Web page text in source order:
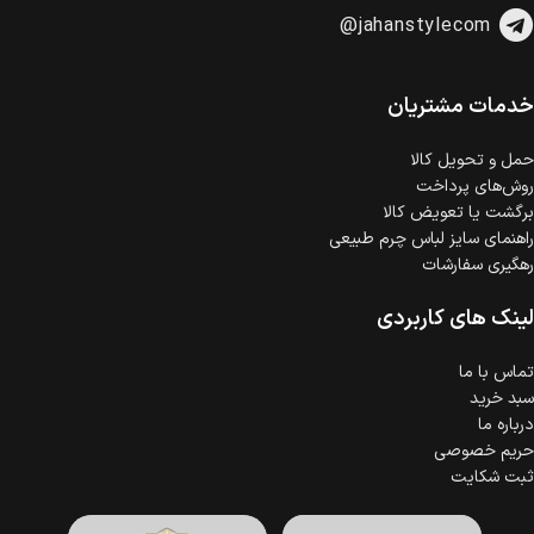
خرید اقساطی با شرایط آسان و بدون ضامن امکان‌پذیر
است.
گارانتی معتبر برای تمامی محصولات ارائه می‌شود.
@jahanstylecom
خدمات مشتریان
حمل‌ و تحویل کالا
روش‌های پرداخت
برگشت یا تعویض کالا
راهنمای سایز لباس چرم طبیعی
رهگیری سفارشات
لینک های کاربردی
تماس با ما
سبد خرید
درباره ما
حریم خصوصی
ثبت شکایت